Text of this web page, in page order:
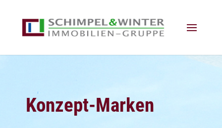
Konzept-Marken